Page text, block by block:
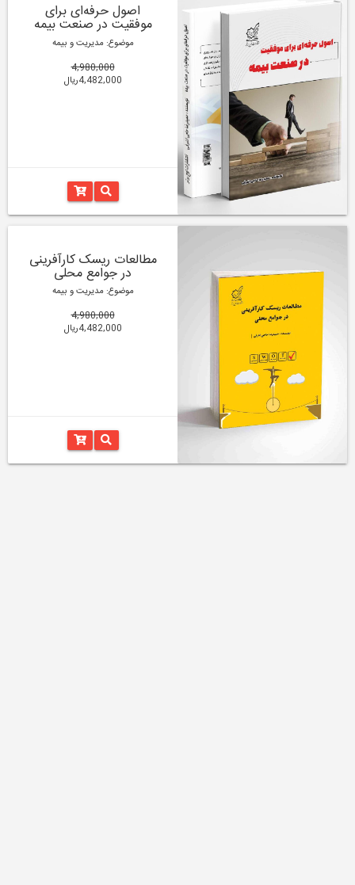
اصول حرفه‌ای برای
موفقیت در صنعت بیمه
موضوع: مدیریت و بیمه
4,980,000
4,482,000ریال
مطالعات ریسک کارآفرینی
در جوامع محلی
موضوع: مدیریت و بیمه
4,980,000
4,482,000ریال